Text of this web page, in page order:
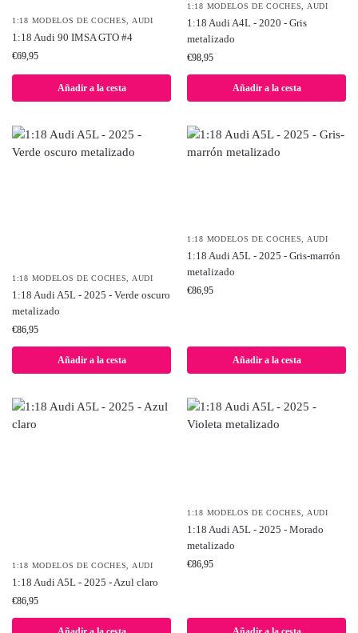
1:18 MODELOS DE COCHES AUDI
1:18 Audi 90 IMSA GTO #4
€69,95
Añadir a la cesta
1:18 MODELOS DE COCHES AUDI
1:18 Audi A4L - 2020 - Gris
metalizado
€98,95
Añadir a la cesta
1:18 MODELOS DE COCHES AUDI
1:18 Audi A5L - 2025 - Verde oscuro
metalizado
€86,95
Añadir a la cesta
1:18 MODELOS DE COCHES AUDI
1:18 Audi A5L - 2025 - Gris-marrón
metalizado
€86,95
Añadir a la cesta
1:18 MODELOS DE COCHES AUDI
1:18 Audi A5L - 2025 - Azul claro
€86,95
1:18 MODELOS DE COCHES AUDI
1:18 Audi A5L - 2025 - Morado
metalizado
€86,95